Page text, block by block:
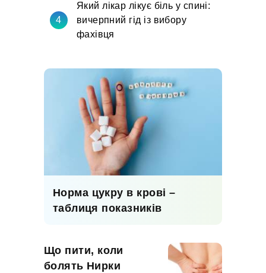
Який лікар лікує біль у спині:
вичерпний гід із вибору
фахівця
Норма цукру в крові –
таблиця показників
Що пити, коли
болять Нирки